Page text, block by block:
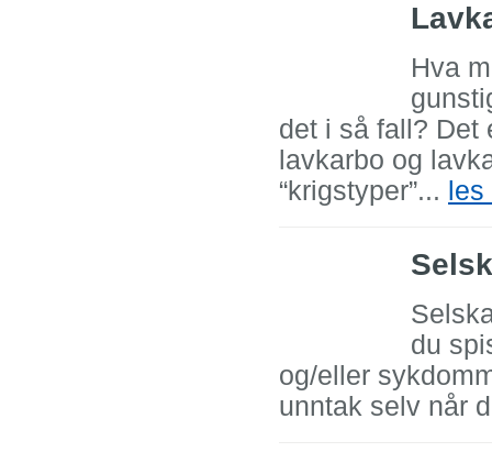
Hva
det i så fall? Det
lavkarbo og
“krigstyper”...
du
og/eller
unntak selv når